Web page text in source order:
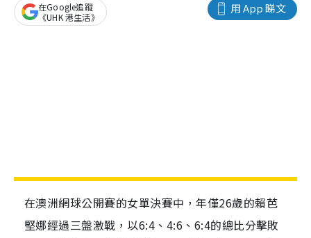
用 App 睇文
在Google追蹤
《UHK 港生活》
在澳洲網球公開賽的女單決賽中，年僅26歲的賴芭
堅娜經過三盤激戰，以6:4、4:6、6:4的總比分擊敗